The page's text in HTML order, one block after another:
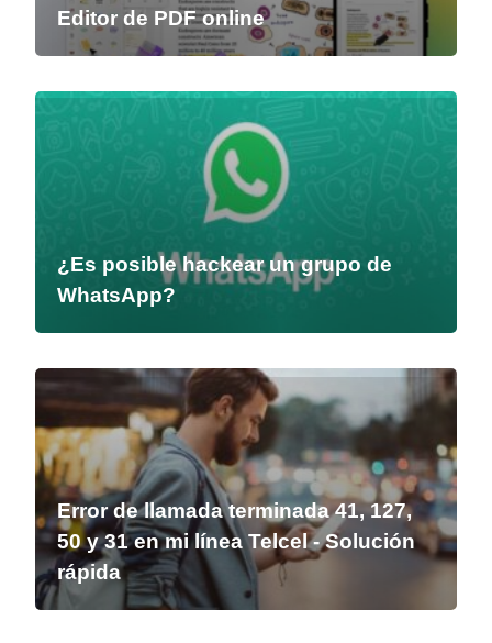
Editor de PDF online
¿Es posible hackear un grupo de
WhatsApp?
Error de llamada terminada 41, 127,
50 y 31 en mi línea Telcel - Solución
rápida